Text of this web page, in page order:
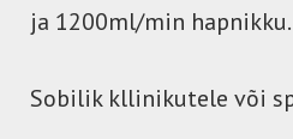
ja 1200ml/min hapnikku.
Sobilik kllinikutele või